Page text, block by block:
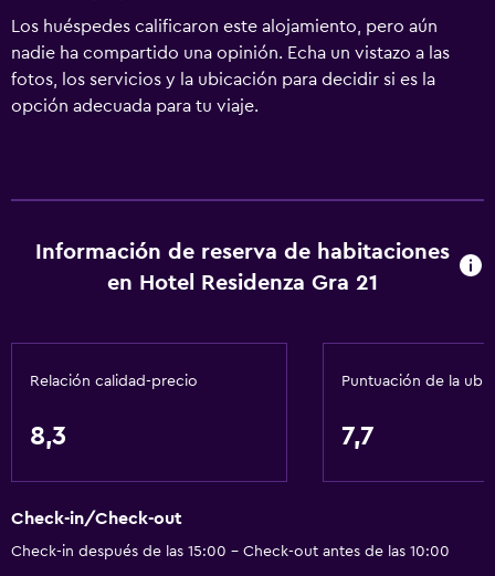
Los huéspedes calificaron este alojamiento, pero aún
nadie ha compartido una opinión. Echa un vistazo a las
fotos, los servicios y la ubicación para decidir si es la
opción adecuada para tu viaje.
Información de reserva de habitaciones
en Hotel Residenza Gra 21
Relación calidad-precio
8,3
Puntuación de la
7,7
Check-in/Check-out
Check-in después de las 15:00 - Check-out antes de las 10:00